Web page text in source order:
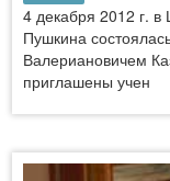
4 декабря 2012 г.
Пушкина
Валериановичем
приглашены учен